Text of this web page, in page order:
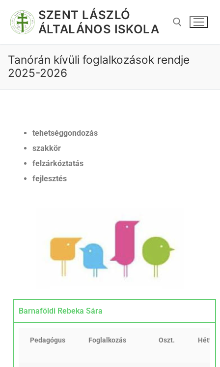
SZENT LÁSZLÓ
ÁLTALÁNOS ISKOLA
Tanórán kívüli foglalkozások rendje
2025-2026
tehetséggondozás
szakkör
felzárkóztatás
fejlesztés
Barnaföldi Rebeka Sára
Pedagógus Foglalkozás Oszt. Hétfő